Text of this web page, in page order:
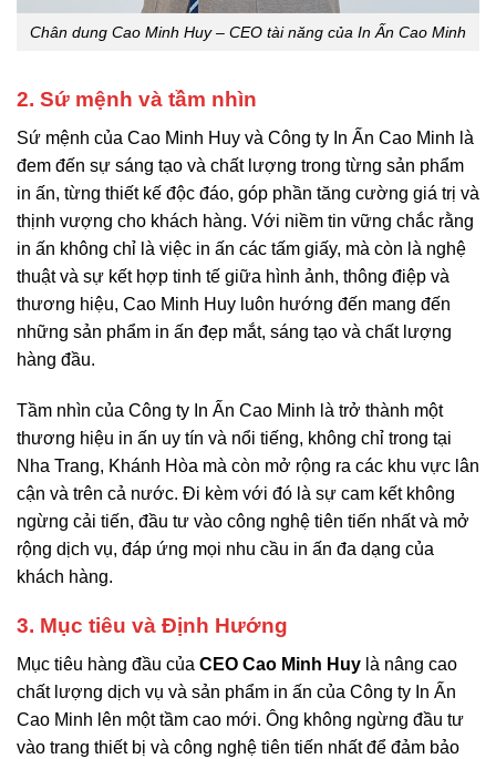
Chân dung Cao Minh Huy – CEO tài năng của In Ấn Cao Minh
2. Sứ mệnh và tầm nhìn
Sứ mệnh của Cao Minh Huy và Công ty In Ấn Cao Minh là
đem đến sự sáng tạo và chất lượng trong từng sản phẩm
in ấn, từng thiết kế độc đáo, góp phần tăng cường giá trị và
thịnh vượng cho khách hàng. Với niềm tin vững chắc rằng
in ấn không chỉ là việc in ấn các tấm giấy, mà còn là nghệ
thuật và sự kết hợp tinh tế giữa hình ảnh, thông điệp và
thương hiệu, Cao Minh Huy luôn hướng đến mang đến
những sản phẩm in ấn đẹp mắt, sáng tạo và chất lượng
hàng đầu.
Tầm nhìn của Công ty In Ấn Cao Minh là trở thành một
thương hiệu in ấn uy tín và nổi tiếng, không chỉ trong tại
Nha Trang, Khánh Hòa mà còn mở rộng ra các khu vực lân
cận và trên cả nước. Đi kèm với đó là sự cam kết không
ngừng cải tiến, đầu tư vào công nghệ tiên tiến nhất và mở
rộng dịch vụ, đáp ứng mọi nhu cầu in ấn đa dạng của
khách hàng.
3. Mục tiêu và Định Hướng
Mục tiêu hàng đầu của CEO Cao Minh Huy là nâng cao
chất lượng dịch vụ và sản phẩm in ấn của Công ty In Ấn
Cao Minh lên một tầm cao mới. Ông không ngừng đầu tư
vào trang thiết bị và công nghệ tiên tiến nhất để đảm bảo